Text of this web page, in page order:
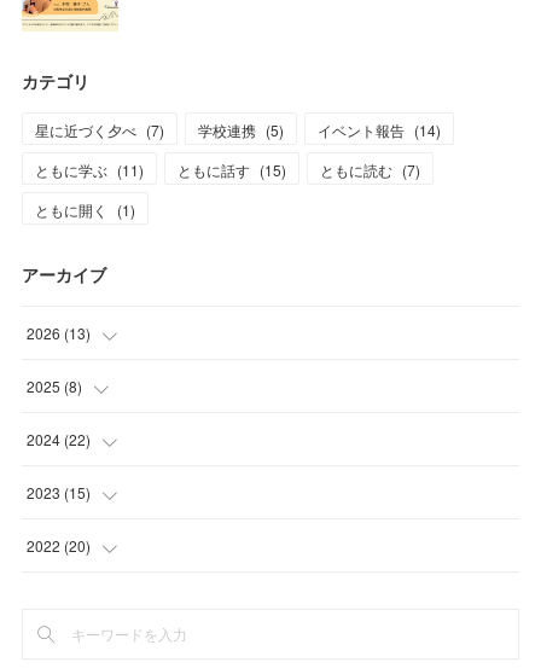
カテゴリ
星に近づく夕べ (7) 学校連携 (5) イベント報告 (14)
ともに学ぶ (11) ともに話す (15) ともに読む (7)
ともに開く
(1)
アーカイブ
2026 (13)
( )
(2
(3
(1
2025 (8)
(1
(1
(2
(1)
2024 (22)
(2
(3
(2
2023 (15)
(1
(
2022 (20)
(